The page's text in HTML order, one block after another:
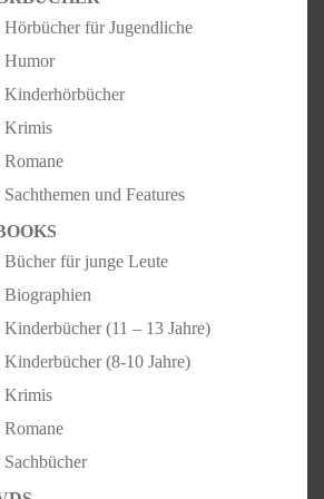
Hörbücher für Jugendliche
Humor
Kinderhörbücher
Krimis
Romane
Sachthemen und Features
Bücher für junge Leute
Biographien
Kinderbücher (11 – 13 Jahre)
Kinderbücher (8-10 Jahre)
Krimis
Romane
Sachbücher